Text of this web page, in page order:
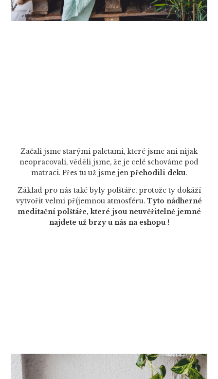
Začali jsme starými paletami, které jsme ani nijak
neopracovali, věděli jsme, že je celé schováme pod
matraci. Přes tu už jsme jen přehodili deku.
Základ pro nás také byly polštáře, protože ty dokáží
vytvořit velmi příjemnou atmosféru. Tyto nádherné
meditační polštáře, které jsou neuvěřitelně jemné
najdete už brzy u nás na eshopu !